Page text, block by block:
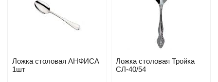
Ложка столовая АНФИСА
1шт
Ложка столовая Тройка
СЛ-40/54